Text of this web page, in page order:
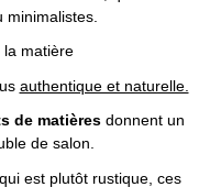
minimalistes.
la matière
authentique et naturelle.
de matières donnent un
de salon.
est plutôt rustique, ces